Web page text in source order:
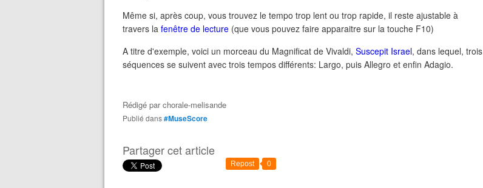
Même si, après coup, vous trouvez le tempo trop lent ou trop rapide, il reste ajustable à
travers la fenêtre de lecture (que vous pouvez faire apparaitre sur la touche F10)
A titre d'exemple, voici un morceau du Magnificat de Vivaldi, Suscepit Israel, dans lequel, trois
séquences se suivent avec trois tempos différents: Largo, puis Allegro et enfin Adagio.
Rédigé parchorale-melisande
Publié dans#MuseScore
Partager cet article
Repost 0